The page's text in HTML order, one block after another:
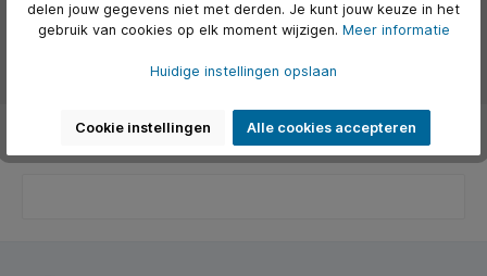
Over het merk
delen jouw gegevens niet met derden. Je kunt jouw keuze in het
gebruik van cookies op elk moment wijzigen. Meer informatie
Huidige instellingen opslaan
Cookie instellingen Alle cookies accepteren